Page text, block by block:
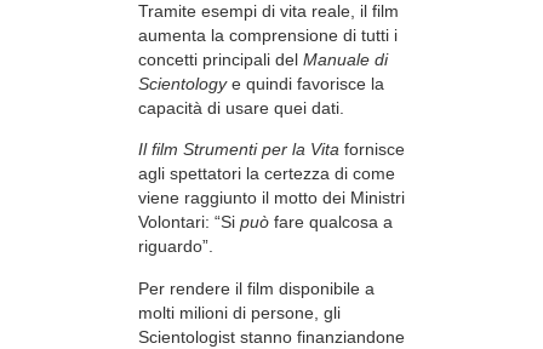
Tramite esempi di vita reale, il film
aumenta la comprensione di tutti i
concetti principali del Manuale di
Scientologye quindi favorisce la
capacità di usare quei dati.
Il film Strumenti per la Vita fornisce
agli spettatori la certezza di come
viene raggiunto il motto dei Ministri
Volontari: “Si può fare qualcosa a
riguardo”.
Per rendere il film disponibile a
molti milioni di persone, gli
Scientologist stanno finanziandone